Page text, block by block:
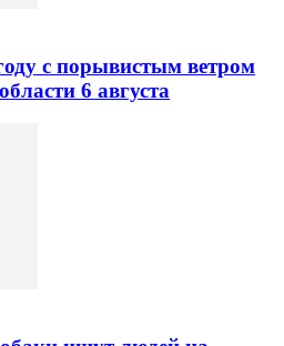
с порывистым ветром
6 августа